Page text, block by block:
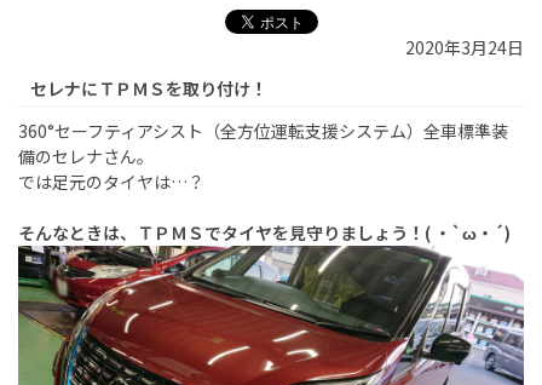
2020年3月24日
セレナにＴＰＭＳを取り付け！
360°セーフティアシスト（全方位運転支援システム）全車標準装
備のセレナさん。
では足元のタイヤは…？
そんなときは、ＴＰＭＳでタイヤを見守りましょう！( ・`ω・´)